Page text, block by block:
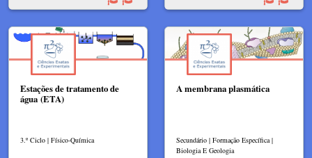
Estações de tratamento de
água (ETA)
3.º Ciclo | Físico-Química
A membrana plasmática
Secundário | Formação Específica |
Biologia E Geologia